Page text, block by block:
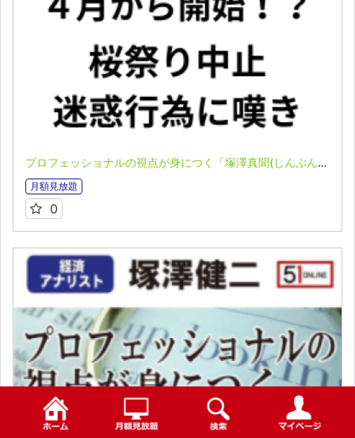
プロフェッショナルの視点が身につく「塚澤真聞(しんぶん)」(2026.3.23）
月額見放題
0